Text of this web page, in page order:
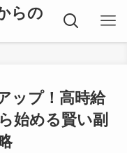
らの
ップ！高時給
始める賢い副